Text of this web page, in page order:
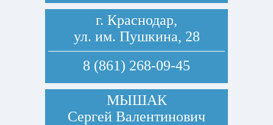
г. Краснодар,
ул. им. Пушкина, 28
8 (861) 268-09-45
МЫШАК
Сергей Валентинович